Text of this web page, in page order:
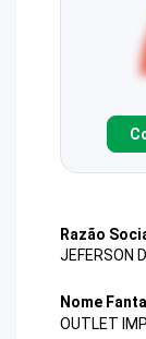
Razão
JEFERSON
Nome
OUTLET